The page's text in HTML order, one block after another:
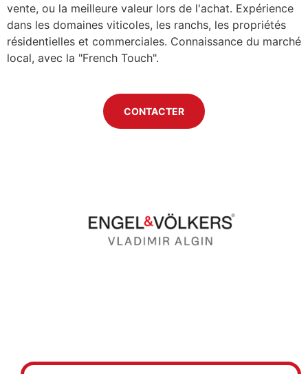
vente, ou la meilleure valeur lors de l'achat. Expérience
dans les domaines viticoles, les ranchs, les propriétés
résidentielles et commerciales. Connaissance du marché
local, avec la "French Touch".
CONTACTER